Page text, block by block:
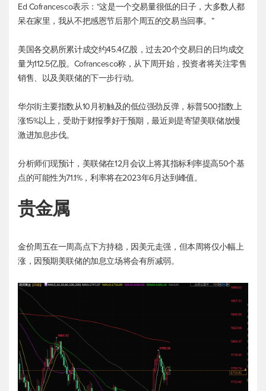
Ed Cofrancesco表示：“这是一个交易量很低的日子，大多数人都
呆在家里，我从不把感恩节后那个周五的交易当回事。”
美国各交易所累计成交约45.4亿股，过去20个交易日的日均成交
量为112.5亿股。Cofrancesco称，从下周开始，投资者将关注零售
销售、以及美联储的下一步行动。
华尔街主要指数从10月初触及的低位强劲反弹， 标普500指数上
涨15%以上，受助于财报季好于预期，最近则是寄望美联储放慢
激进加息步伐。
分析师们现预计，美联储在12月会议上将其指标利率提高50个基
点的可能性为71.1%，利率将在2023年6月达到峰值。
贵金属
金价周五在一周高点下方持稳，因美元走强，但本周将仅小幅上
涨，因预期美联储的加息立场将会有所减弱。